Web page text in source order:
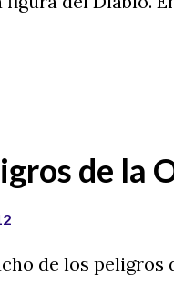
de la
de los peligros